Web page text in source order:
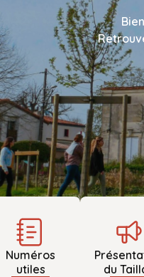
Numéros
utiles
du